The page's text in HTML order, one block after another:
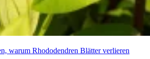
warum Rhododendren Blätter verlieren